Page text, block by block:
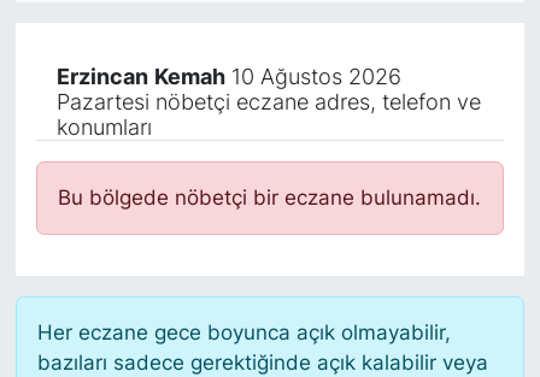
Erzincan Kemah10 Ağustos 2026
Pazartesi nöbetçi eczane adres, telefon ve
konumları
Bu bölgede nöbetçi bir eczane bulunamadı.
Her eczane gece boyunca açık olmayabilir,
bazıları sadece gerektiğinde açık kalabilir veya
KÖŞE YAZILARI (Arşiv)
KÜLTÜR SANAT
MAGAZİN
SAĞLIK